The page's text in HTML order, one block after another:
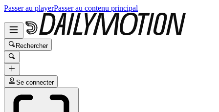
Passer au playerPasser au contenu principal
Rechercher
Se connecter